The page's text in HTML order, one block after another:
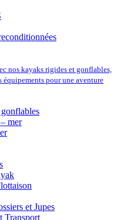
nos kayaks rigides et gonflables,
équipements pour une aventure
mer
et Jupes
Transport